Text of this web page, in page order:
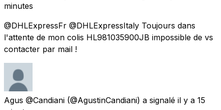
minutes
@DHLExpressFr @DHLExpressItaly Toujours dans
l'attente de mon colis HL981035900JB impossible de vs
contacter par mail !
Agus @Candiani (@AgustinCandiani) a signalé il y a 15